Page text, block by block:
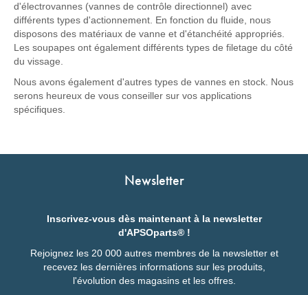
d'électrovannes (vannes de contrôle directionnel) avec
différents types d'actionnement. En fonction du fluide, nous
disposons des matériaux de vanne et d'étanchéité appropriés.
Les soupapes ont également différents types de filetage du côté
du vissage.
Nous avons également d'autres types de vannes en stock. Nous
serons heureux de vous conseiller sur vos applications
spécifiques.
Newsletter
Inscrivez-vous dès maintenant à la newsletter
d'APSOparts® !
Rejoignez les 20 000 autres membres de la newsletter et
recevez les dernières informations sur les produits,
l'évolution des magasins et les offres.